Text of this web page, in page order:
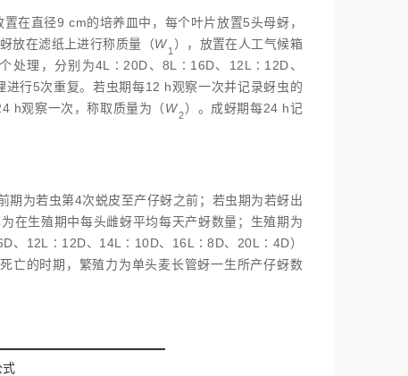
在直径9 cm的培养皿中，每个叶片放置5头母蚜，
放在滤纸上进行称质量（W 1 ），放置在人工气候箱
处理，分别为4L∶20D、8L∶16D、12L∶12D、
行5次重复。若虫期每12 h观察一次并记录蚜虫的
h观察一次，称取质量为（W2）。成蚜期每24 h记
期为若虫第4次蜕皮至产仔蚜之前；若虫期为若蚜出
在生殖期中每头雌蚜平均每天产蚜数量；生殖期为
、12L∶12D、14L∶10D、16L∶8D、20L∶4D）
亡的时期，繁殖力为单头麦长管蚜一生所产仔蚜数
式